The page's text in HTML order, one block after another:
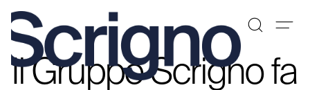
VaiIl Gruppo Scrigno fa